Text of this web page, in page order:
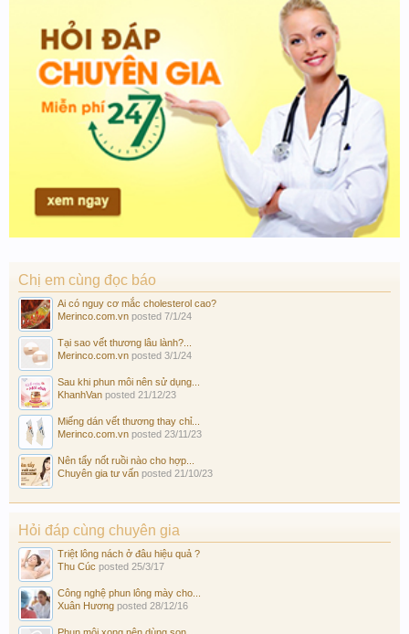
Chị em cùng đọc báo
Ai có nguy cơ mắc cholesterol cao?
Merinco.com.vn posted 7/1/24
Tại sao vết thương lâu lành?...
Merinco.com.vn posted 3/1/24
Sau khi phun môi nên sử dụng...
KhanhVan posted 21/12/23
Miếng dán vết thương thay chỉ...
Merinco.com.vn posted 23/11/23
Nên tẩy nốt ruồi nào cho hợp...
Chuyên gia tư vấn posted 21/10/23
Hỏi đáp cùng chuyên gia
Triệt lông nách ở đâu hiệu quả ?
Thu Cúc posted 25/3/17
Công nghệ phun lông mày cho...
Xuân Hương posted 28/12/16